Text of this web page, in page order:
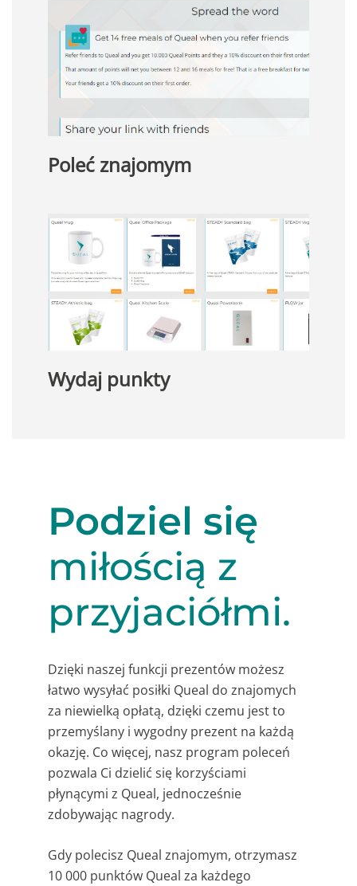
Poleć znajomym
Wydaj punkty
Podziel się
miłością z
przyjaciółmi.
Dzięki naszej funkcji prezentów możesz
łatwo wysyłać posiłki Queal do znajomych
za niewielką opłatą, dzięki czemu jest to
przemyślany i wygodny prezent na każdą
okazję. Co więcej, nasz program poleceń
pozwala Ci dzielić się korzyściami
płynącymi z Queal, jednocześnie
zdobywając nagrody.
Gdy polecisz Queal znajomym, otrzymasz
10 000 punktów Queal za każdego